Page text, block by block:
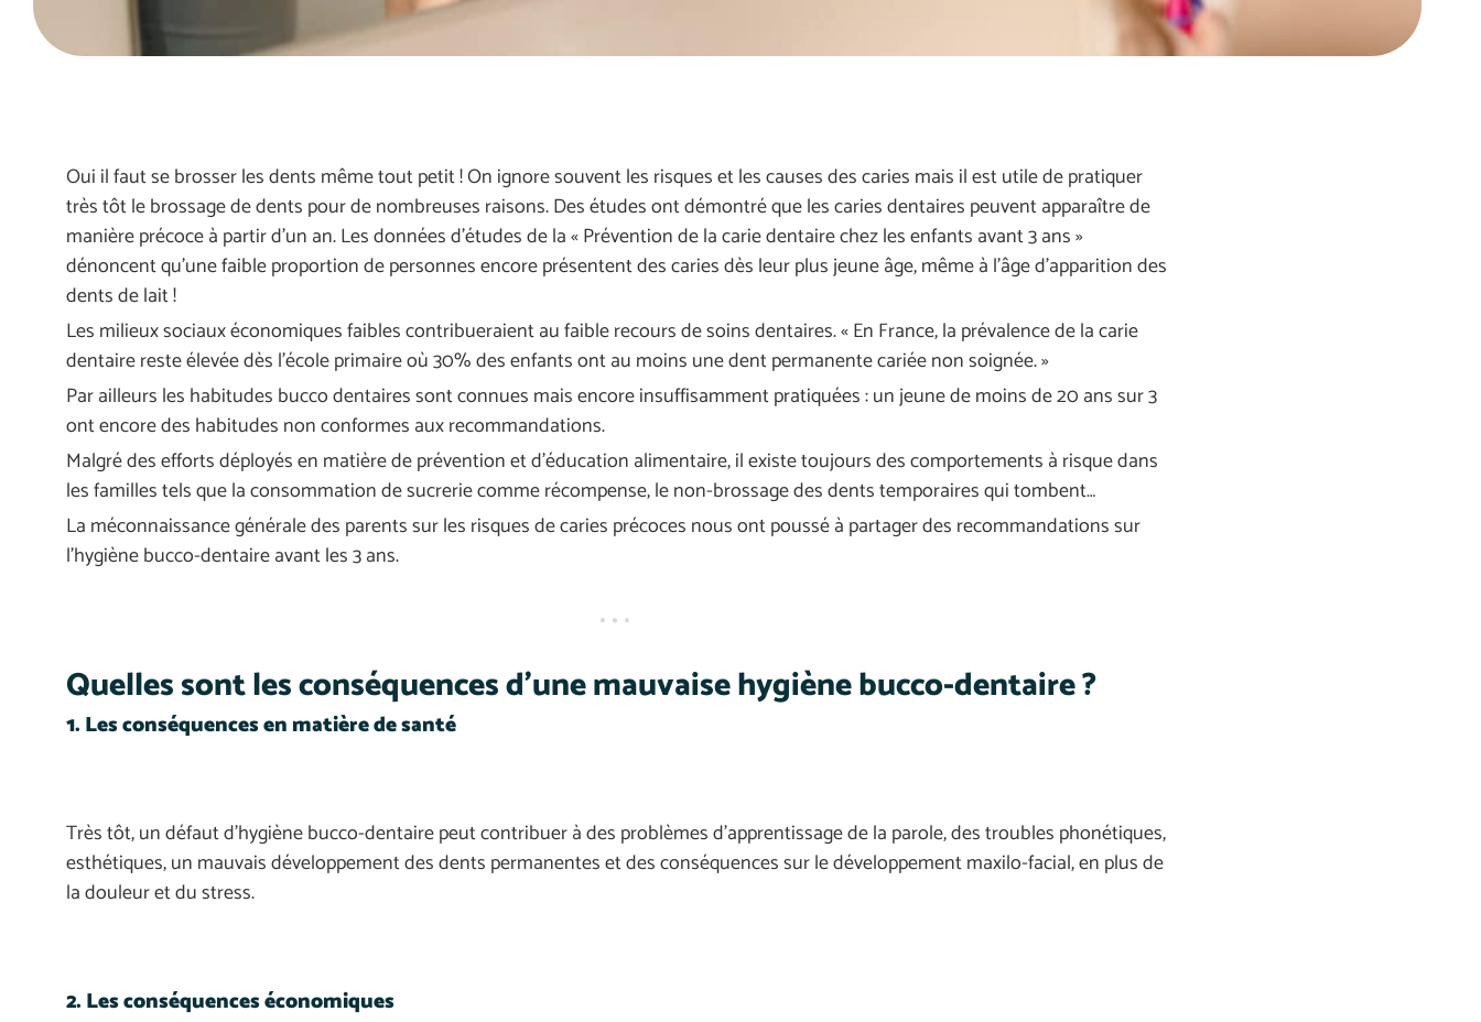
Oui il faut se brosser les dents même tout petit ! On ignore souvent les risques et les causes des caries mais il est utile de pratiquer
très tôt le brossage de dents pour de nombreuses raisons. Des études ont démontré que les caries dentaires peuvent apparaître de
manière précoce à partir d’un an. Les données d’études de la « Prévention de la carie dentaire chez les enfants avant 3 ans »
dénoncent qu’une faible proportion de personnes encore présentent des caries dès leur plus jeune âge, même à l’âge d’apparition des
dents de lait !
Les milieux sociaux économiques faibles contribueraient au faible recours de soins dentaires. « En France, la prévalence de la carie
dentaire reste élevée dès l’école primaire où 30% des enfants ont au moins une dent permanente cariée non soignée. »
Par ailleurs les habitudes bucco dentaires sont connues mais encore insuffisamment pratiquées : un jeune de moins de 20 ans sur 3
ont encore des habitudes non conformes aux recommandations.
Malgré des efforts déployés en matière de prévention et d’éducation alimentaire, il existe toujours des comportements à risque dans
les familles tels que la consommation de sucrerie comme récompense, le non-brossage des dents temporaires qui tombent…
La méconnaissance générale des parents sur les risques de caries précoces nous ont poussé à partager des recommandations sur
l’hygiène bucco-dentaire avant les 3 ans.
Quelles sont les conséquences d’une mauvaise hygiène bucco-dentaire ?
1. Les conséquences en matière de santé
Très tôt, un défaut d’hygiène bucco-dentaire peut contribuer à des problèmes d’apprentissage de la parole, des troubles phonétiques,
esthétiques, un mauvais développement des dents permanentes et des conséquences sur le développement maxilo-facial, en plus de
la douleur et du stress.
2. Les conséquences économiques